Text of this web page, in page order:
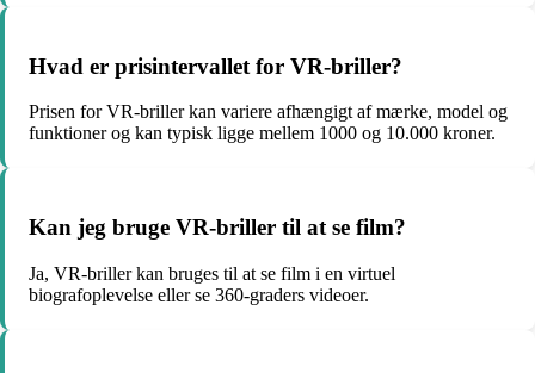
Hvad er prisintervallet for VR-briller?
Prisen for VR-briller kan variere afhængigt af mærke, model og
funktioner og kan typisk ligge mellem 1000 og 10.000 kroner.
Kan jeg bruge VR-briller til at se film?
Ja, VR-briller kan bruges til at se film i en virtuel
biografoplevelse eller se 360-graders videoer.